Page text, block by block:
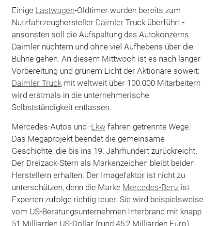
Einige Lastwagen-Oldtimer wurden bereits zum
Nutzfahrzeughersteller DaimlerTruck überführt -
ansonsten soll die Aufspaltung des Autokonzerns
Daimler nüchtern und ohne viel Aufhebens über die
Bühne gehen. An diesem Mittwoch ist es nach langer
Vorbereitung und grünem Licht der Aktionäre soweit:
Daimler Truckmit weltweit über 100.000 Mitarbeitern
wird erstmals in die unternehmerische
Selbstständigkeit entlassen.
Mercedes-Autos und -Lkw fahren getrennte Wege.
Das Megaprojekt beendet die gemeinsame
Geschichte, die bis ins 19. Jahrhundert zurückreicht.
Der Dreizack-Stern als Markenzeichen bleibt beiden
Herstellern erhalten. Der Imagefaktor ist nicht zu
unterschätzen, denn die Marke Mercedes-Benzist
Experten zufolge richtig teuer. Sie wird beispielsweise
vom US-Beratungsunternehmen Interbrand mit knapp
51 Milliarden US-Dollar (rund 45,2 Milliarden Euro)